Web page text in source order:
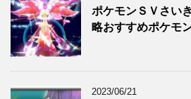
ポケモンＳＶさい
略おすすめポケモ
2023/06/21